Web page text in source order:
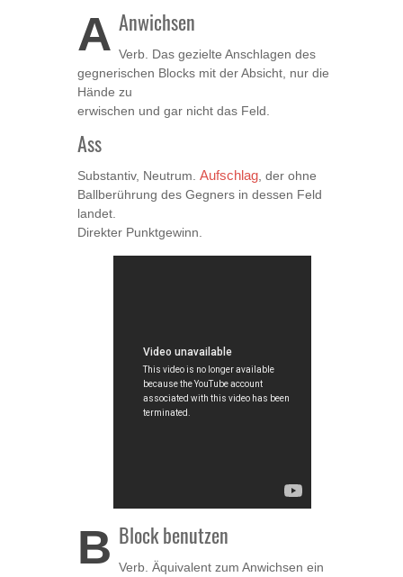
A Anwichsen
Verb. Das gezielte Anschlagen des
gegnerischen Blocks mit der Absicht, nur die
Hände zu
erwischen und gar nicht das Feld.
Ass
Substantiv, Neutrum. Aufschlag , der ohne
Ballberührung des Gegners in dessen Feld
landet.
Direkter Punktgewinn.
B Block benutzen
Verb. Äquivalent zum Anwichsen ein